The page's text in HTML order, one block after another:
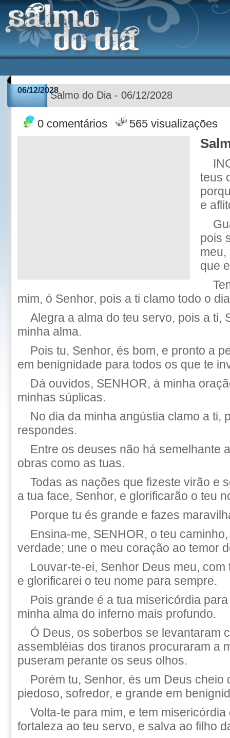
06/12/2028Salmo do Dia - 06/12/2028
0 comentários 565 visualizações
teus
e
pois
meu,
que
mim, ó Senhor, pois a ti clamo todo o
Alegra a alma do teu servo, pois a ti,
minha alma.
Pois tu, Senhor, és bom, e pronto a
em benignidade para todos os que te
Dá ouvidos, SENHOR, à minha
minhas súplicas.
No dia da minha angústia clamo a ti,
respondes.
Entre os deuses não há semelhante
obras como as tuas.
Todas as nações que fizeste virão e
a tua face, Senhor, e glorificarão o teu
Porque tu és grande e fazes
Ensina-me, SENHOR, o teu
verdade; une o meu coração ao temor
Louvar-te-ei, Senhor Deus meu,
e glorificarei o teu nome para sempre.
Pois grande é a tua misericórdia
minha alma do inferno mais profundo.
Ó Deus, os soberbos se levantaram
assembléias dos tiranos procuraram a
puseram perante os seus olhos.
Porém tu, Senhor, és um Deus cheio
piedoso, sofredor, e grande em
Volta-te para mim, e tem misericórdia
fortaleza ao teu servo, e salva ao filho